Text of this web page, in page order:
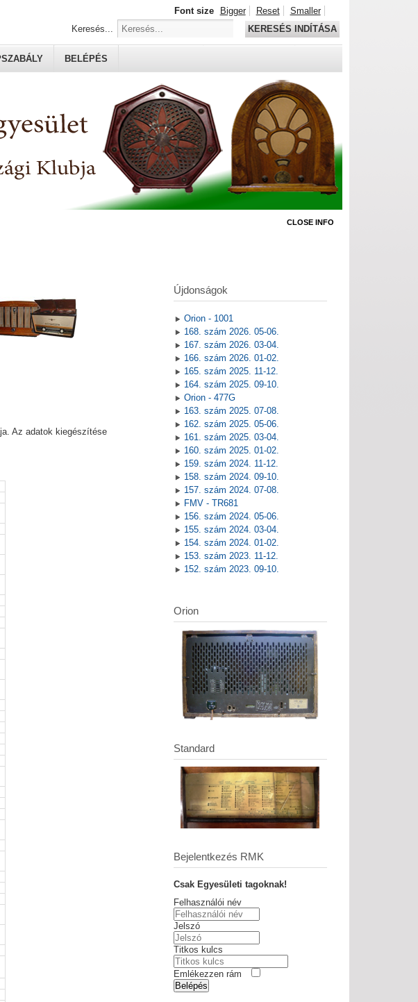
BELÉPÉS
Font size Bigger Reset
Smaller
Keresés...
KERESÉS INDÍTÁSA
Az adatok kiegészítése
CLOSE INFO
Újdonságok
Orion - 1001
168. szám 2026. 05-06.
167. szám 2026. 03-04.
166. szám 2026. 01-02.
165. szám 2025. 11-12.
164. szám 2025. 09-10.
Orion - 477G
163. szám 2025. 07-08.
162. szám 2025. 05-06.
161. szám 2025. 03-04.
160. szám 2025. 01-02.
159. szám 2024. 11-12.
158. szám 2024. 09-10.
157. szám 2024. 07-08.
FMV - TR681
156. szám 2024. 05-06.
155. szám 2024. 03-04.
154. szám 2024. 01-02.
153. szám 2023. 11-12.
152. szám 2023. 09-10.
Orion
Standard
Bejelentkezés RMK
Csak Egyesületi tagoknak!
Felhasználói név
Jelszó
Titkos kulcs
Emlékezzen rám
Belépés